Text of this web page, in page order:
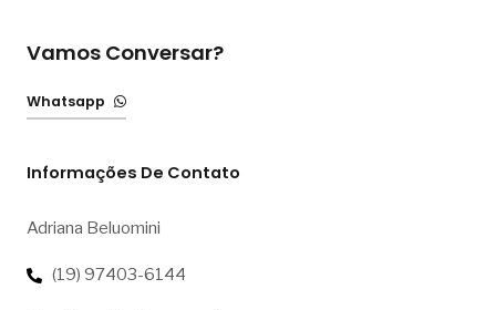
Vamos Conversar?
Whatsapp
Informações De Contato
Adriana Beluomini
(19) 97403-6144